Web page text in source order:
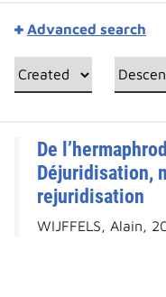
Advanced search
De
Déjuridisation,
rejuridisation
WIJFFELS, Alain,